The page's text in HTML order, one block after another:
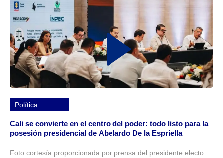
Política
Cali se convierte en el centro del poder: todo listo para la
posesión presidencial de Abelardo De la Espriella
Foto cortesía proporcionada por prensa del presidente electo